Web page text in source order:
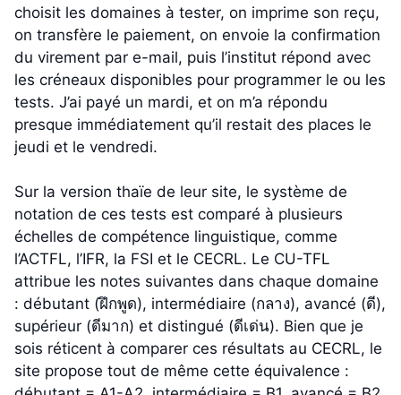
choisit les domaines à tester, on imprime son reçu,
on transfère le paiement, on envoie la confirmation
du virement par e-mail, puis l’institut répond avec
les créneaux disponibles pour programmer le ou les
tests. J’ai payé un mardi, et on m’a répondu
presque immédiatement qu’il restait des places le
jeudi et le vendredi.
Sur la version thaïe de leur site, le système de
notation de ces tests est comparé à plusieurs
échelles de compétence linguistique, comme
l’ACTFL, l’IFR, la FSI et le CECRL. Le CU-TFL
attribue les notes suivantes dans chaque domaine
: débutant (ฝึกพูด), intermédiaire (กลาง), avancé (ดี),
supérieur (ดีมาก) et distingué (ดีเด่น). Bien que je
sois réticent à comparer ces résultats au CECRL, le
site propose tout de même cette équivalence :